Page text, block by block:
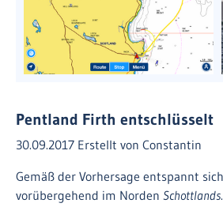
Pentland Firth entschlüsselt
30.09.2017 Erstellt von Constantin
Gemäß der Vorhersage entspannt
vorübergehend im Norden Schottlands